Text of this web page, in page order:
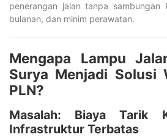
penerangan jalan tanpa
bulanan, dan minim perawatan.
Mengapa Lampu
Surya Menjadi Solusi
PLN?
Masalah: Biaya Tarik
Infrastruktur Terbatas